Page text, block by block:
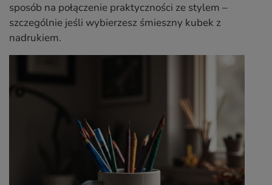
sposób na połączenie praktyczności ze stylem –
szczególnie jeśli wybierzesz śmieszny kubek z
nadrukiem.